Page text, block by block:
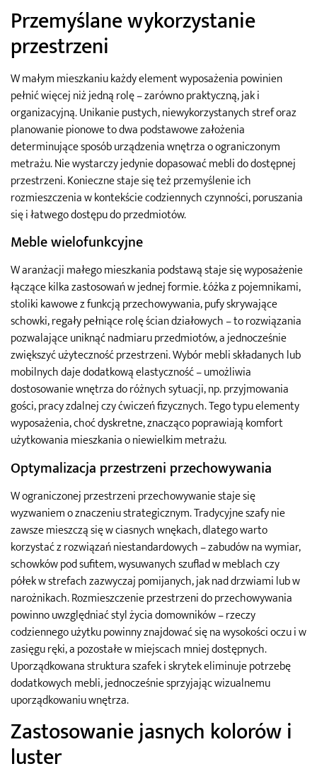
Przemyślane wykorzystanie
przestrzeni
W małym mieszkaniu każdy element wyposażenia powinien
pełnić więcej niż jedną rolę – zarówno praktyczną, jak i
organizacyjną. Unikanie pustych, niewykorzystanych stref oraz
planowanie pionowe to dwa podstawowe założenia
determinujące sposób urządzenia wnętrza o ograniczonym
metrażu. Nie wystarczy jedynie dopasować mebli do dostępnej
przestrzeni. Konieczne staje się też przemyślenie ich
rozmieszczenia w kontekście codziennych czynności, poruszania
się i łatwego dostępu do przedmiotów.
Meble wielofunkcyjne
W aranżacji małego mieszkania podstawą staje się wyposażenie
łączące kilka zastosowań w jednej formie. Łóżka z pojemnikami,
stoliki kawowe z funkcją przechowywania, pufy skrywające
schowki, regały pełniące rolę ścian działowych – to rozwiązania
pozwalające uniknąć nadmiaru przedmiotów, a jednocześnie
zwiększyć użyteczność przestrzeni. Wybór mebli składanych lub
mobilnych daje dodatkową elastyczność – umożliwia
dostosowanie wnętrza do różnych sytuacji, np. przyjmowania
gości, pracy zdalnej czy ćwiczeń fizycznych. Tego typu elementy
wyposażenia, choć dyskretne, znacząco poprawiają komfort
użytkowania mieszkania o niewielkim metrażu.
Optymalizacja przestrzeni przechowywania
W ograniczonej przestrzeni przechowywanie staje się
wyzwaniem o znaczeniu strategicznym. Tradycyjne szafy nie
zawsze mieszczą się w ciasnych wnękach, dlatego warto
korzystać z rozwiązań niestandardowych – zabudów na wymiar,
schowków pod sufitem, wysuwanych szuflad w meblach czy
półek w strefach zazwyczaj pomijanych, jak nad drzwiami lub w
narożnikach. Rozmieszczenie przestrzeni do przechowywania
powinno uwzględniać styl życia domowników – rzeczy
codziennego użytku powinny znajdować się na wysokości oczu i w
zasięgu ręki, a pozostałe w miejscach mniej dostępnych.
Uporządkowana struktura szafek i skrytek eliminuje potrzebę
dodatkowych mebli, jednocześnie sprzyjając wizualnemu
uporządkowaniu wnętrza.
Zastosowanie jasnych kolorów i
luster